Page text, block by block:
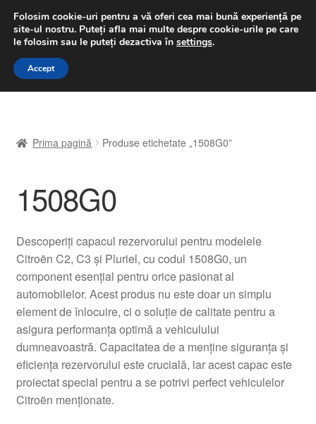
LIVRARE de la 33 lei
luni-vineri 9 a.m. - 4 p.m.031 229 6816
Sari
Sari
A lua legatura
Contul meu
Despre noi
Finalizare comandă
Livrare
Livrare în toată lumea
Prima pagină Produse etichetate „1508G0”
1508G0
Descoperiți capacul rezervorului pentru modelele
Citroën C2, C3 și Pluriel, cu codul 1508G0, un
component esențial pentru orice pasionat al
automobilelor. Acest produs nu este doar un simplu
element de înlocuire, ci o soluție de calitate pentru a
asigura performanța optimă a vehiculului
dumneavoastră. Capacitatea de a menține siguranța și
eficiența rezervorului este crucială, iar acest capac este
proiectat special pentru a se potrivi perfect vehiculelor
Citroën menționate.
Folosim cookie-uri pentru a vă oferi cea mai bună experiență pe
site-ul nostru. Puteți afla mai multe despre cookie-urile pe care
le folosim sau le puteți dezactiva în settings.
Accept